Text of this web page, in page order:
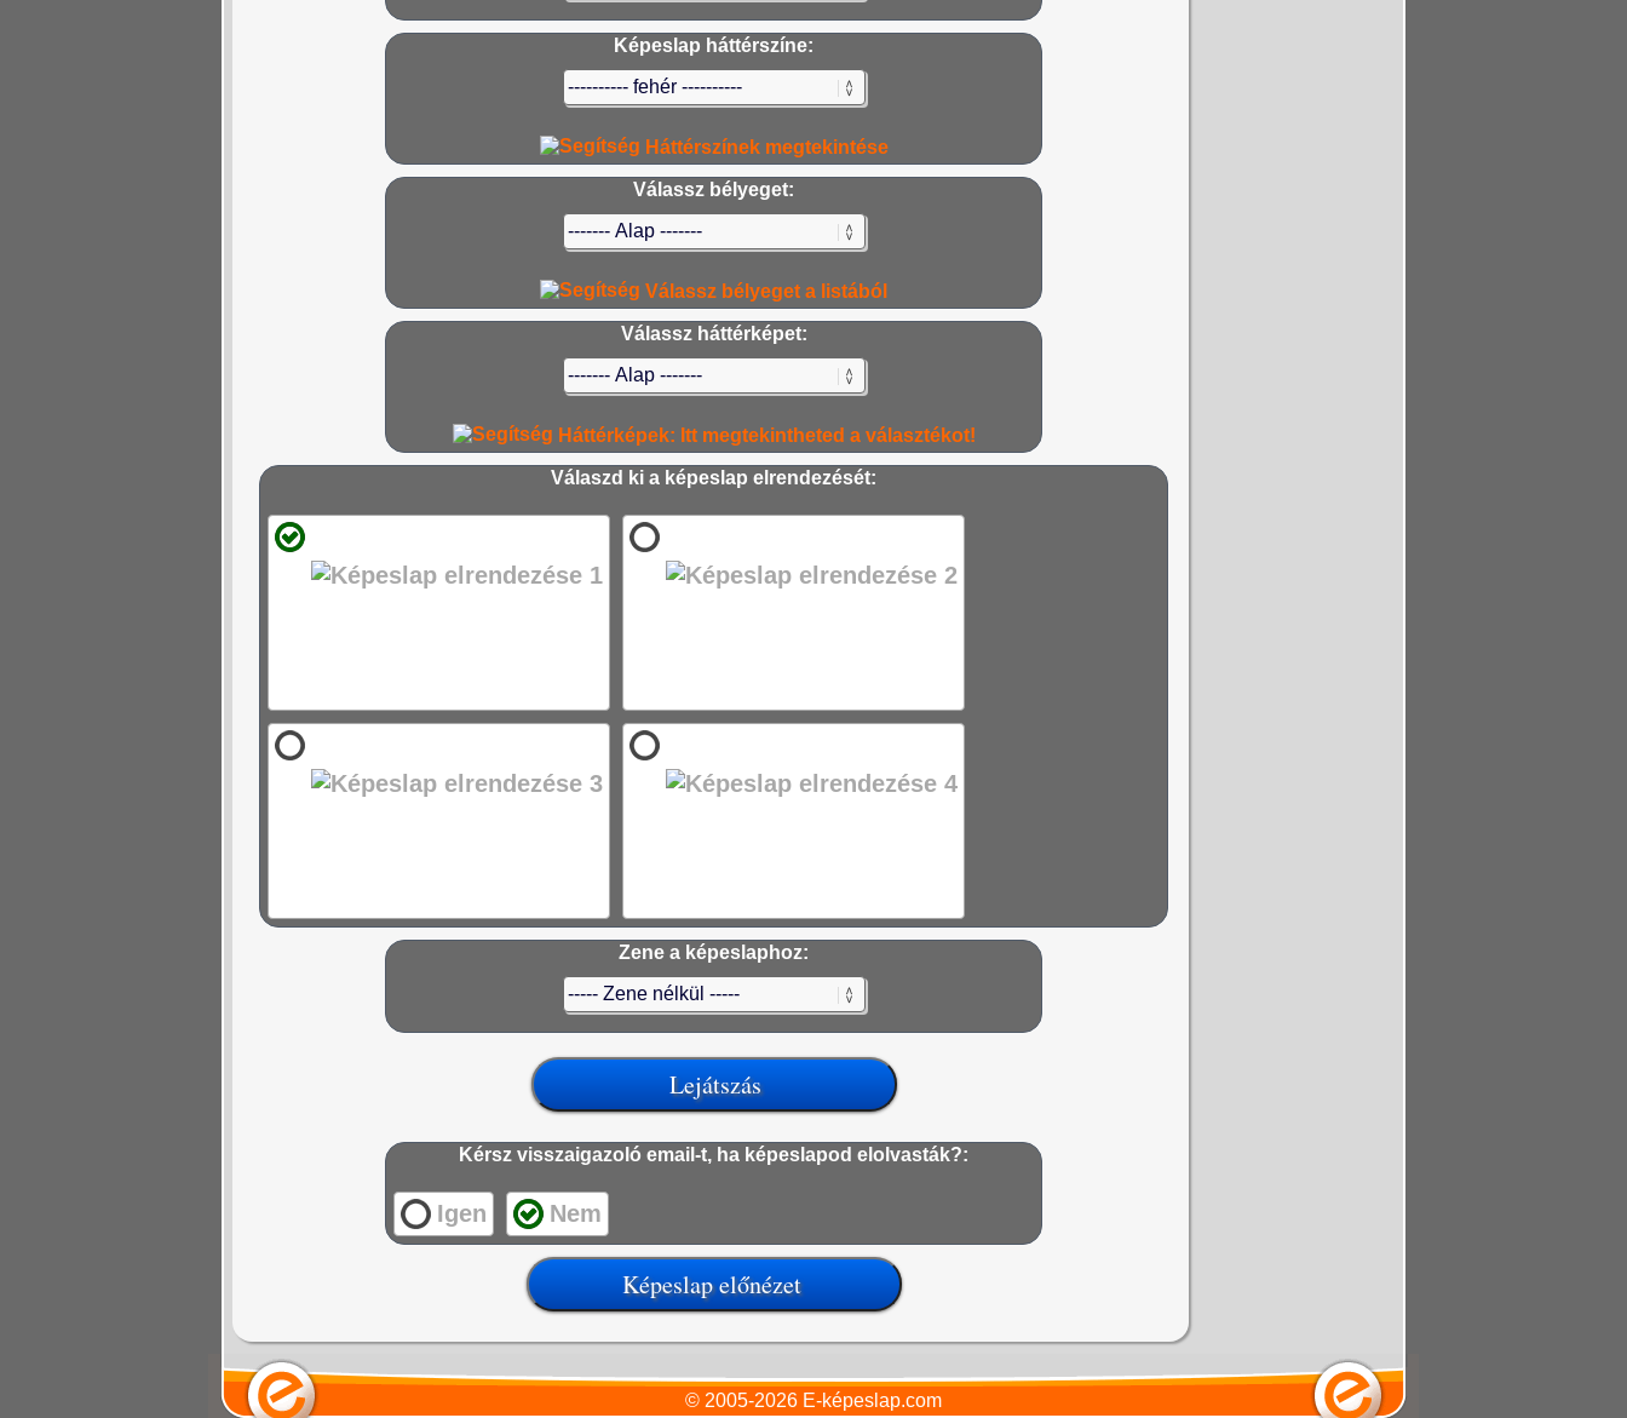
Képeslap háttérszíne:
Háttérszínek megtekintése
Válassz bélyeget:
Válassz bélyeget a listából
Válassz háttérképet:
Háttérképek: Itt megtekintheted a választékot!
Válaszd ki a képeslap elrendezését:
Zene a képeslaphoz:
Kérsz visszaigazoló email-t, ha képeslapod elolvasták?:
Igen Nem
© 2005-2026 E-képeslap.com